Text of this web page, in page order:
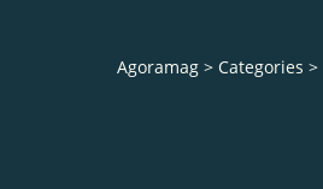
Agoramag > Categories >